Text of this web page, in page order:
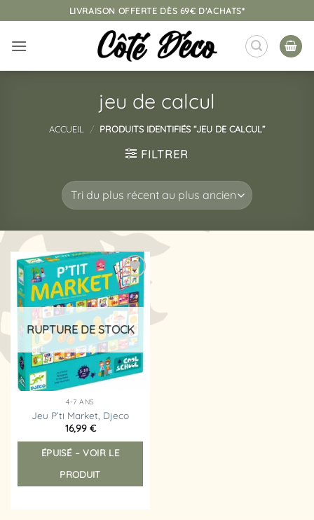
au
contenu
LIVRAISON OFFERTE DÈS 69€ D'ACHATS*
jeu de calcul
ACCUEIL / PRODUITS IDENTIFIÉS “JEU DE CALCUL”
FILTRER
Ajouter
à la
liste
d’envies
RUPTURE DE STOCK
4-7 ANS
Jeu P’ti Market, Djeco
16,99 €
ÉPUISÉ – VOIR LE
PRODUIT